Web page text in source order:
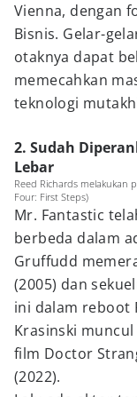
Vienna, dengan
Bisnis. Gelar-
otaknya dapat
memecahkan
teknologi
2. Sudah
Lebar
Reed Richards melakukan
Four: First Steps)
Mr. Fantastic
berbeda dalam
Gruffudd
(2005) dan
ini dalam reboot
Krasinski
film Doctor
(2022).